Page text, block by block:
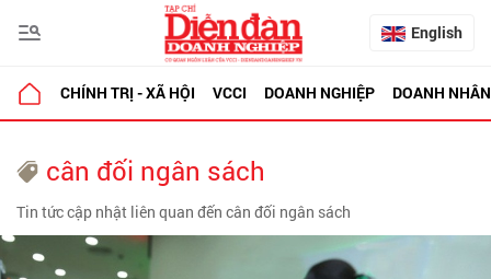
English
CHÍNH TRỊ - XÃ HỘI VCCI DOANH NGHIỆP DOANH NHÂN
cân đối ngân sách
Tin tức cập nhật liên quan đến cân đối ngân sách